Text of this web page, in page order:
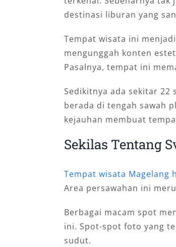
destinasi liburan yang
Tempat wisata ini
mengunggah konten
Pasalnya, tempat ini
Sedikitnya ada sekitar 22
berada di tengah sawah
kejauhan membuat
Sekilas Tentang
Tempat wisata Magelang
Area persawahan ini
Berbagai macam spot
ini. Spot-spot foto yang
sudut.